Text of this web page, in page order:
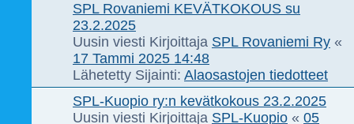
SPL Rovaniemi KEVÄTKOKOUS su
23.2.2025
Uusin viesti Kirjoittaja SPL Rovaniemi Ry «
17 Tammi 2025 14:48
Lähetetty Sijainti: Alaosastojen tiedotteet
SPL-Kuopio ry:n kevätkokous 23.2.2025
Uusin viesti Kirjoittaja SPL-Kuopio « 05